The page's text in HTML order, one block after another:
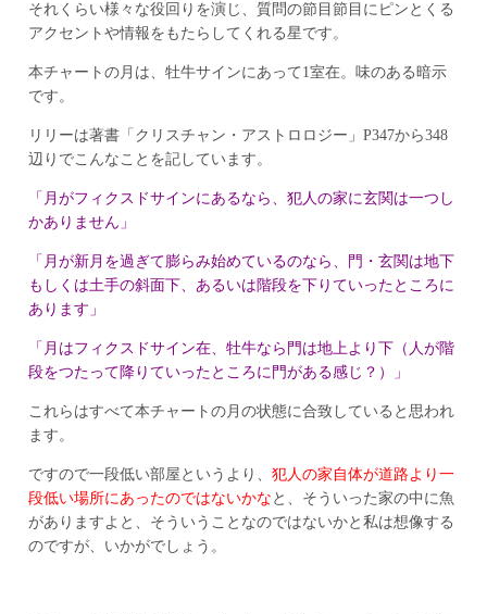
それくらい様々な役回りを演じ、質問の節目節目にピンとくる
アクセントや情報をもたらしてくれる星です。
本チャートの月は、牡牛サインにあって1室在。味のある暗示
です。
リリーは著書「クリスチャン・アストロロジー」P347から348
辺りでこんなことを記しています。
「月がフィクスドサインにあるなら、犯人の家に玄関は一つし
かありません」
「月が新月を過ぎて膨らみ始めているのなら、門・玄関は地下
もしくは土手の斜面下、あるいは階段を下りていったところに
あります」
「月はフィクスドサイン在、牡牛なら門は地上より下（人が階
段をつたって降りていったところに門がある感じ？）」
これらはすべて本チャートの月の状態に合致していると思われ
ます。
ですので一段低い部屋というより、 犯人の家自体が道路より一
段低い場所にあったのではないかな と、そういった家の中に魚
がありますよと、そういうことなのではないかと私は想像する
のですが、いかがでしょう。